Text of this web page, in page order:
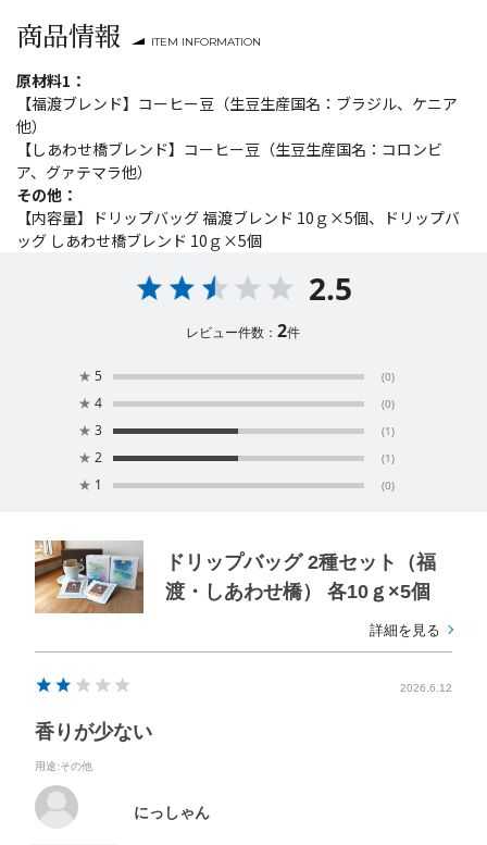
商品情報 ITEM INFORMATION
原材料1：
【福渡ブレンド】コーヒー豆（生豆生産国名：ブラジル、ケニア
他）
【しあわせ橋ブレンド】コーヒー豆（生豆生産国名：コロンビ
ア、グァテマラ他）
その他：
【内容量】ドリップバッグ 福渡ブレンド 10ｇ×5個、ドリップバ
ッグ しあわせ橋ブレンド 10ｇ×5個
2.5
レビュー件数：2件
★ 5 (0)
★ 4 (0)
★ 3 (1)
★ 2 (1)
★ 1 (0)
ドリップバッグ 2種セット（福
渡・しあわせ橋） 各10ｇ×5個
詳細を見る
2026.6.12
香りが少ない
用途:その他
にっしゃん